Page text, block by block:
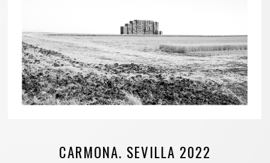
CARMONA. SEVILLA 2022